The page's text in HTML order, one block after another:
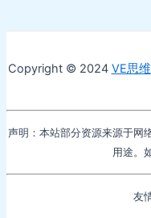
Copyright © 2024 VE思维
声明：本站部分资源来源于网
用途。
友